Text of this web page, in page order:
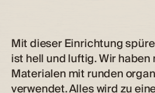
Mit dieser Einrichtung
ist hell und luftig. Wir
Materialen mit runden
verwendet. Alles wird zu